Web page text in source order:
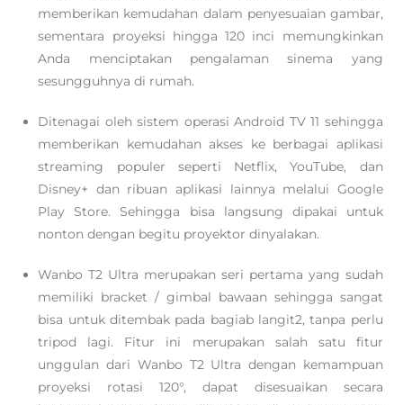
memberikan kemudahan dalam penyesuaian gambar,
sementara proyeksi hingga 120 inci memungkinkan
Anda menciptakan pengalaman sinema yang
sesungguhnya di rumah.
Ditenagai oleh sistem operasi Android TV 11 sehingga
memberikan kemudahan akses ke berbagai aplikasi
streaming populer seperti Netflix, YouTube, dan
Disney+ dan ribuan aplikasi lainnya melalui Google
Play Store. Sehingga bisa langsung dipakai untuk
nonton dengan begitu proyektor dinyalakan.
Wanbo T2 Ultra merupakan seri pertama yang sudah
memiliki bracket / gimbal bawaan sehingga sangat
bisa untuk ditembak pada bagiab langit2, tanpa perlu
tripod lagi. Fitur ini merupakan salah satu fitur
unggulan dari Wanbo T2 Ultra dengan kemampuan
proyeksi rotasi 120°, dapat disesuaikan secara